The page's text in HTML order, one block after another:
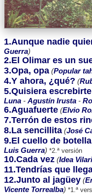
1.Aunque nadie
Guerra)
2.El Olimar es un
3.Opa, opa (Popular
4.Y ahora, ¿qué? (
5.Quisiera escrebirte
Luna - Agustín Irusta -
6.Aguafuerte (Elvio
7.Terrón de estos
8.La sencillita (José
9.El cuello de botella
Luis Guerra) *2.ª versión
10.Cada vez (Idea
11.Tendrías que
12.Junto al jagüey (
Vicente Torrealba) *1.ª